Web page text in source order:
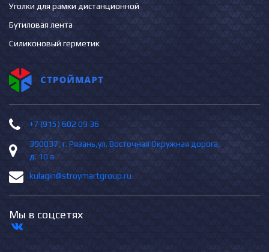
Уголки для рамки дистанционной
Бутиловая лента
Силиконовый герметик
+7 (915) 602 09 36
390037, г. Рязань,ул. Восточная Окружная дорога,
д. 10 а
kulagin@stroymartgroup.ru
Мы в соцсетях